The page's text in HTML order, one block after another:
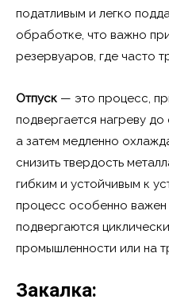
податливым и легко
обработке, что важно
резервуаров, где часто
Отпуск — это процесс,
подвергается нагреву
а затем медленно
снизить твердость
гибким и устойчивым к
процесс особенно
подвергаются
промышленности или на
Закалка: